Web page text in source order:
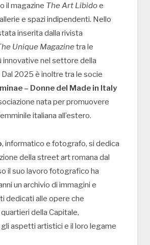
il magazine The Art Libidoe
e spazi indipendenti. Nello
inserita dalla rivista
Unique Magazine tra le
innovative nel settore della
2025 è inoltre tra le socie
– Donne del Made in Italy
nata per promuovere
italiana all’estero.
, informatico e fotografo, si dedica
della street art romana dal
il suo lavoro fotografico ha
un archivio di immagini e
dedicati alle opere che
della Capitale,
aspetti artistici e il loro legame